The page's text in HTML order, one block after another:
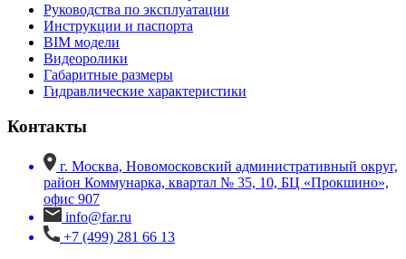
Руководства по эксплуатации
Инструкции и паспорта
BIM модели
Видеоролики
Габаритные размеры
Гидравлические характеристики
Контакты
г. Москва, Новомосковский административный округ,
район Коммунарка, квартал № 35, 10, БЦ «Прокшино»,
офис 907
info@far.ru
+7 (499) 281 66 13